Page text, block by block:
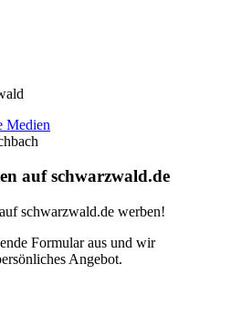
Medien
auf schwarzwald.de
schwarzwald.de werben!
Formular aus und wir
Angebot.